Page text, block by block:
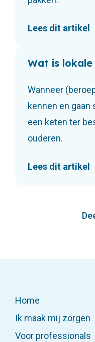
Lees dit artikel
Wat is
Wanneer
kennen en
een keten ter
ouderen.
Lees dit artikel
Home
Ik maak mij zorgen
Voor professionals